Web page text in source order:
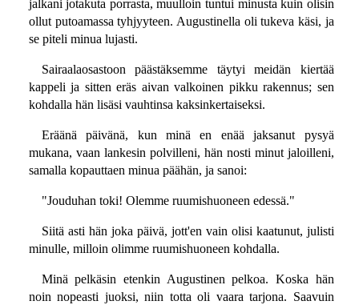
jalkani jotakuta porrasta, muulloin tuntui minusta kuin olisin
ollut putoamassa tyhjyyteen. Augustinella oli tukeva käsi, ja
se piteli minua lujasti.
Sairaalaosastoon päästäksemme täytyi meidän kiertää
kappeli ja sitten eräs aivan valkoinen pikku rakennus; sen
kohdalla hän lisäsi vauhtinsa kaksinkertaiseksi.
Eräänä päivänä, kun minä en enää jaksanut pysyä
mukana, vaan lankesin polvilleni, hän nosti minut jaloilleni,
samalla kopauttaen minua päähän, ja sanoi:
"Jouduhan toki! Olemme ruumishuoneen edessä."
Siitä asti hän joka päivä, jott'en vain olisi kaatunut, julisti
minulle, milloin olimme ruumishuoneen kohdalla.
Minä pelkäsin etenkin Augustinen pelkoa. Koska hän
noin nopeasti juoksi, niin totta oli vaara tarjona. Saavuin